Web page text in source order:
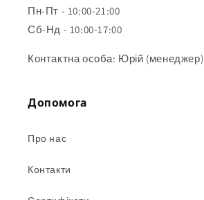
Пн-Пт - 10:00-21:00
Сб-Нд - 10:00-17:00
Контактна особа: Юрій (менеджер)
Допомога
Про нас
Контакти